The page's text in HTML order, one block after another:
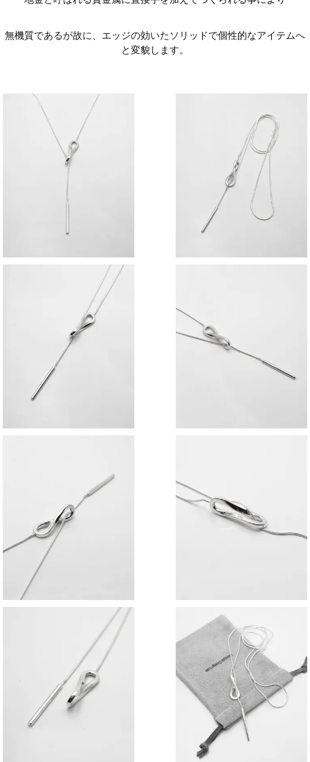
無機質であるが故に、エッジの効いたソリッドで個性的なアイテムへ
と変貌します。